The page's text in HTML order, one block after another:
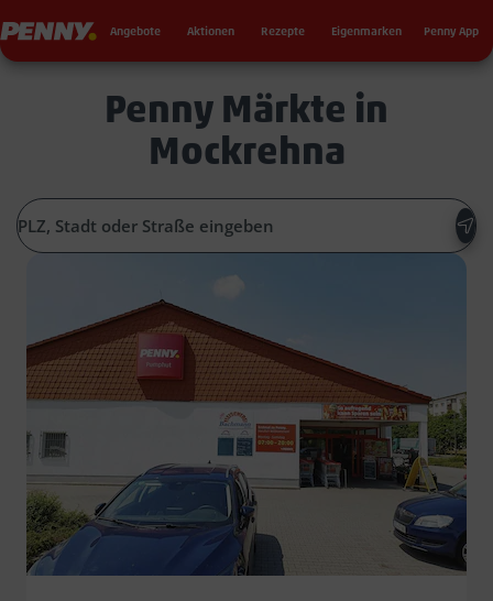
Penny Angebote Aktionen Rezepte Eigenmarken Penny App
Penny Märkte in
Mockrehna